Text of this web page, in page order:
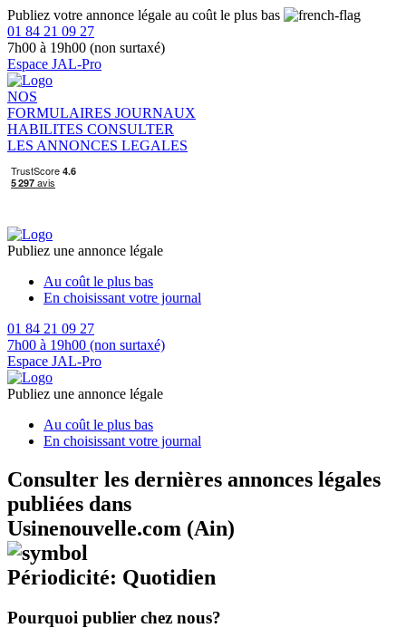
Publiez votre annonce légale au coût le plus bas
01 84 21 09 27
7h00 à 19h00 (non surtaxé)
Espace JAL-Pro
NOS
FORMULAIRES JOURNAUX
HABILITES CONSULTER
LES ANNONCES LEGALES
Publiez une annonce légale
Au coût le plus bas
En choisissant votre journal
01 84 21 09 27
7h00 à 19h00 (non surtaxé)
Espace JAL-Pro
Publiez une annonce légale
Au coût le plus bas
En choisissant votre journal
Consulter les dernières annonces légales
publiées dans
Usinenouvelle.com (Ain)
Périodicité: Quotidien
Pourquoi publier chez nous?